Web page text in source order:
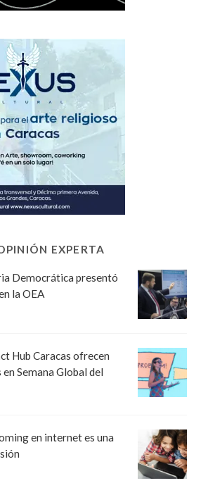
EXPERTA
Democrática presentó
la OEA
Hub Caracas ofrecen
Semana Global del
en internet es una